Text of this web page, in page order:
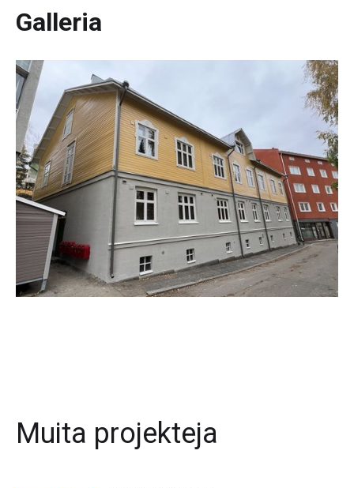
Galleria
Muita projekteja